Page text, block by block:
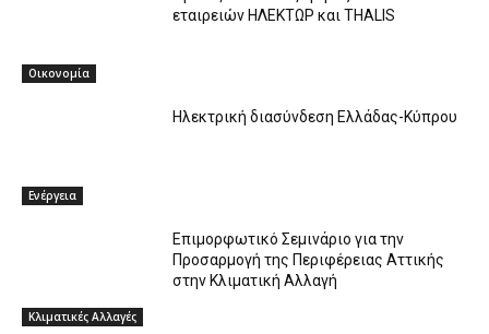
Οικονομία
εταιρειών ΗΛΕΚΤΩΡ και THALIS
Ενέργεια
Ηλεκτρική διασύνδεση Ελλάδας-Κύπρου
Κλιματικές Αλλαγές
Επιμορφωτικό Σεμινάριο για την
Προσαρμογή της Περιφέρειας Αττικής
στην Κλιματική Αλλαγή